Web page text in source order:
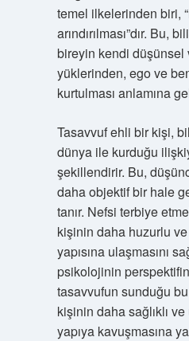
temel ilkelerinden biri,
arındırılması”dır. Bu,
bireyin kendi düşünsel
yüklerinden, ego ve
kurtulması anlamına
Tasavvuf ehli bir kişi,
dünya ile kurduğu
şekillendirir. Bu,
daha objektif bir hale
tanır. Nefsi terbiye
kişinin daha huzurlu
yapısına ulaşmasını
psikolojinin
tasavvufun sunduğu bu
kişinin daha sağlıklı
yapıya kavuşmasına